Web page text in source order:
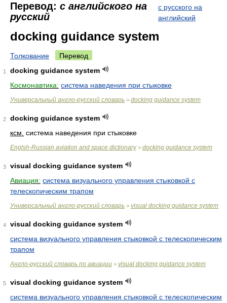
Перевод: с английского на
русский
с русского на
английский
docking guidance system
Толкование Перевод
1
docking guidance system
Космонавтика: система наведения при стыковке
Универсальный англо-русский словарь > docking guidance system
2
docking guidance system
ксм. система наведения при стыковке
Englsh-Russian aviation and space dictionary> docking guidance system
3
visual docking guidance system
Авиация: система визуального управления стыковкой с
телескопическим трапом
Универсальный англо-русский словарь > visual docking guidance system
4
visual docking guidance system
система визуального управления стыковкой с телескопическим
трапом
Англо-русский словарь по авиации > visual docking guidance system
5
visual docking guidance system
система визуального управления стыковкой с телескопическим